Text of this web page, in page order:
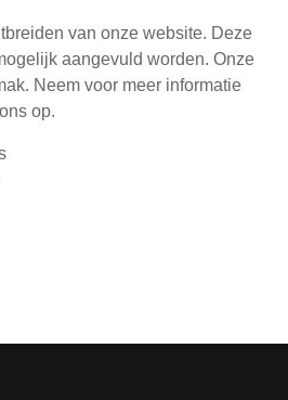
van onze website. Deze
aangevuld worden. Onze
Neem voor meer informatie
op.